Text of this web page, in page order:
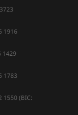
1916
1429
1783
1550 (BIC: